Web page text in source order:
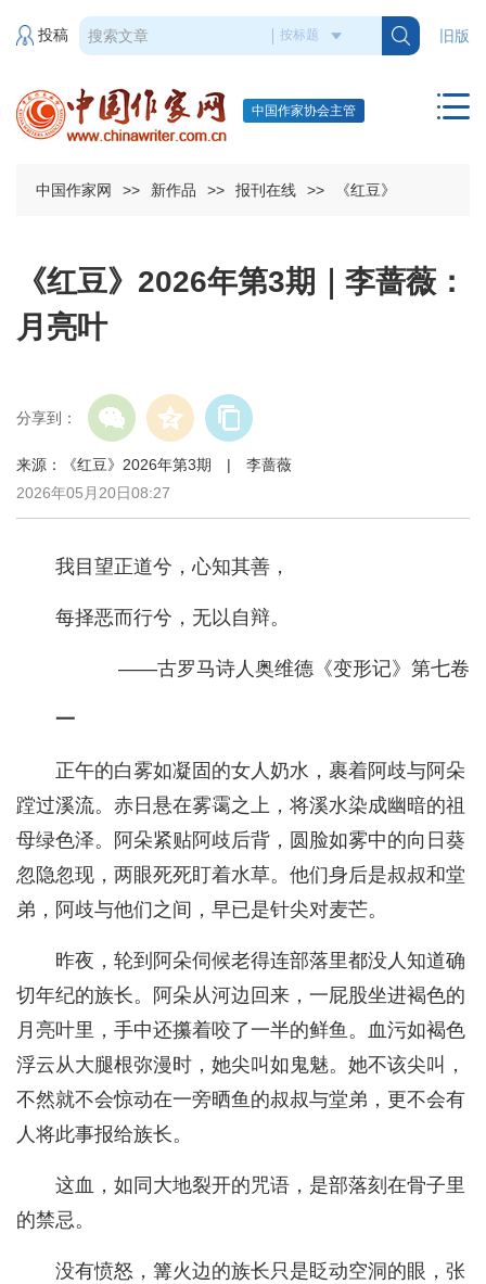
旧版
投稿
中国作家协会主管
中国作家网 >> 新作品 >> 报刊在线 >> 《红豆》
《红豆》2026年第3期｜李蔷薇：
月亮叶
分享到：
来源：《红豆》2026年第3期 | 李蔷薇
2026年05月20日08:27
我目望正道兮，心知其善，
每择恶而行兮，无以自辩。
——古罗马诗人奥维德《变形记》第七卷
一
正午的白雾如凝固的女人奶水，裹着阿歧与阿朵
蹚过溪流。赤日悬在雾霭之上，将溪水染成幽暗的祖
母绿色泽。阿朵紧贴阿歧后背，圆脸如雾中的向日葵
忽隐忽现，两眼死死盯着水草。他们身后是叔叔和堂
弟，阿歧与他们之间，早已是针尖对麦芒。
昨夜，轮到阿朵伺候老得连部落里都没人知道确
切年纪的族长。阿朵从河边回来，一屁股坐进褐色的
月亮叶里，手中还攥着咬了一半的鲜鱼。血污如褐色
浮云从大腿根弥漫时，她尖叫如鬼魅。她不该尖叫，
不然就不会惊动在一旁晒鱼的叔叔与堂弟，更不会有
人将此事报给族长。
这血，如同大地裂开的咒语，是部落刻在骨子里
的禁忌。
没有愤怒，篝火边的族长只是眨动空洞的眼，张